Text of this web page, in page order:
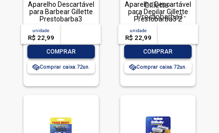
Aparelho Descartável
para Barbear Gillette
Prestobarba3
Sensitive 2 Unidades
unidade
R$ 22,99
COMPRAR
Comprar caixa:72
Aparelho Descartável
para Depilar Gillette
Prestobarba3 2
Unidades
unidade
R$ 22,99
COMPRAR
Comprar caixa:72